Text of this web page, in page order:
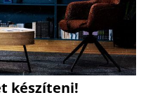
készíteni!